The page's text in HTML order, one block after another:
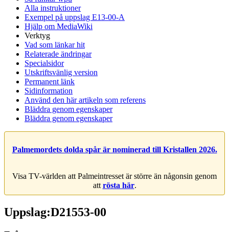
Alla instruktioner
Exempel på uppslag E13-00-A
Hjälp om MediaWiki
Verktyg
Vad som länkar hit
Relaterade ändringar
Specialsidor
Utskriftsvänlig version
Permanent länk
Sidinformation
Använd den här artikeln som referens
Bläddra genom egenskaper
Bläddra genom egenskaper
Palmemordets dolda spår är nominerad till Kristallen 2026.
Visa TV-världen att Palmeintresset är större än någonsin genom
att rösta här.
Uppslag:D21553-00